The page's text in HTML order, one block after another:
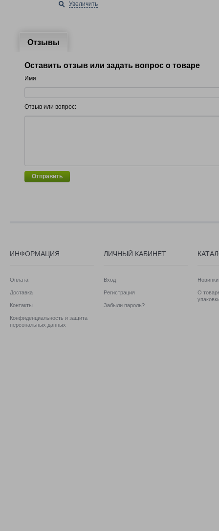
Увеличить
Отзывы
Оставить отзыв или задать вопрос о товаре
Имя
Отзыв или вопрос:
Отправить
ИНФОРМАЦИЯ
Оплата
Доставка
Контакты
Конфиденциальность и защита
персональных данных
ЛИЧНЫЙ КАБИНЕТ
Вход
Регистрация
Забыли пароль?
Новинки
О